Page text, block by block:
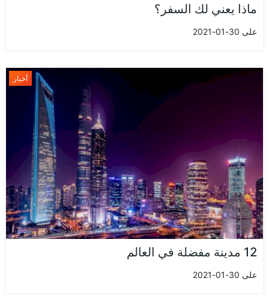
ماذا يعني لك السفر؟
على 30-01-2021
أخبار
12 مدينة مفضلة في العالم
على 30-01-2021